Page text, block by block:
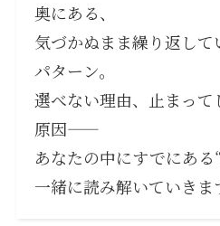
奥にある、
気づかぬまま繰り返し
パターン。
選べない理由、止まっ
原因——
あなたの中にすでにある
一緒に読み解いていきま